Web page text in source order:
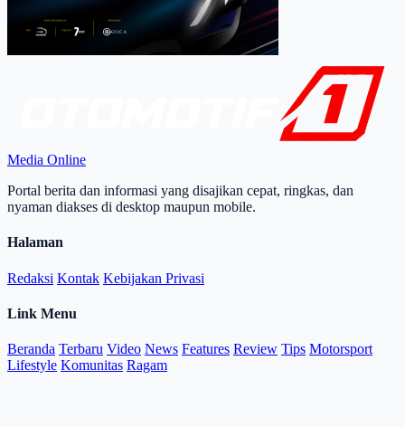
Media Online
Portal berita dan informasi yang disajikan cepat, ringkas, dan
nyaman diakses di desktop maupun mobile.
Halaman
Redaksi Kontak Kebijakan Privasi
Link Menu
Beranda Terbaru Video News Features Review Tips Motorsport
Lifestyle Komunitas Ragam